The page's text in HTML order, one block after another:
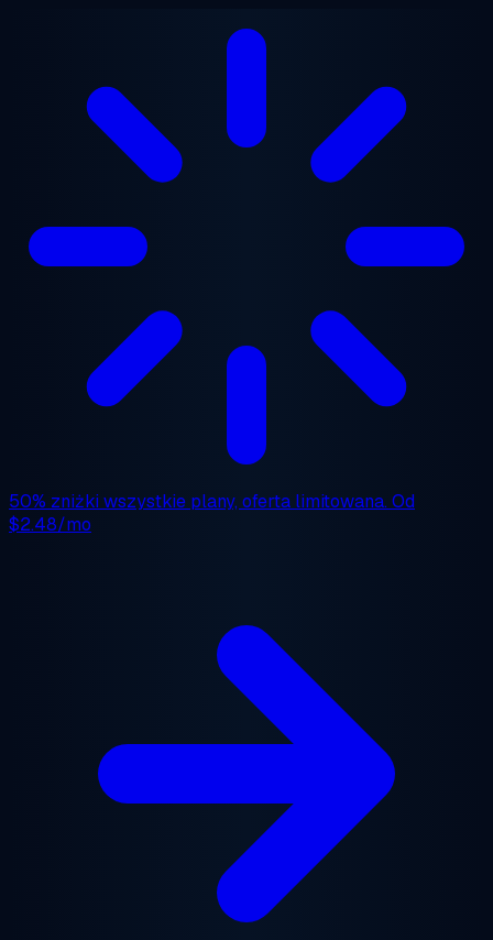
50% zniżki wszystkie plany, oferta limitowana. Od
$2.48/mo